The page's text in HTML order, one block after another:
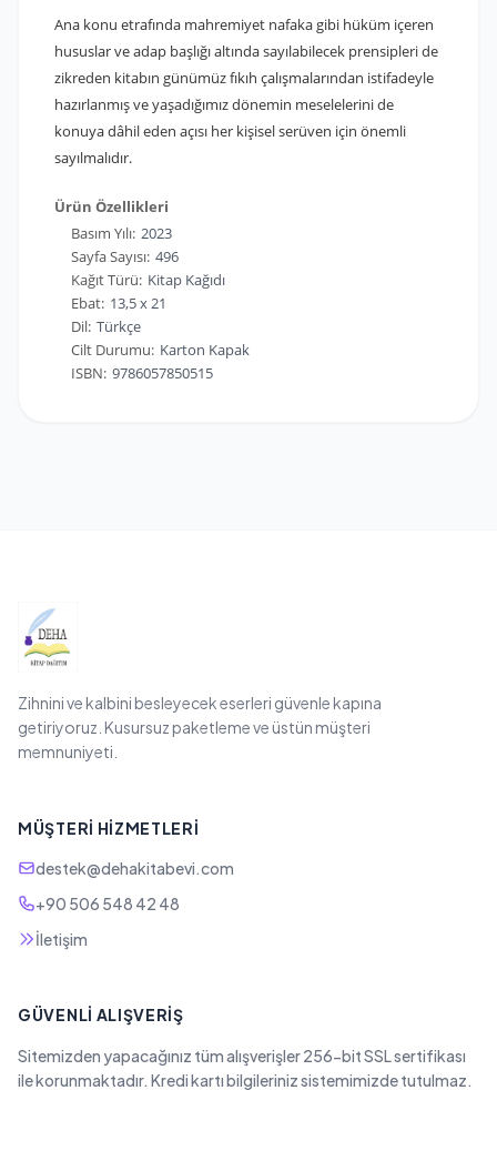
Ana konu etrafında mahremiyet nafaka gibi hüküm içeren
hususlar ve adap başlığı altında sayılabilecek prensipleri de
zikreden kitabın günümüz fıkıh çalışmalarından istifadeyle
hazırlanmış ve yaşadığımız dönemin meselelerini de
konuya dâhil eden açısı her kişisel serüven için önemli
sayılmalıdır.
Ürün Özellikleri
Basım Yılı: 2023
Sayfa Sayısı: 496
Kağıt Türü: Kitap Kağıdı
Ebat: 13,5 x 21
Dil: Türkçe
Cilt Durumu: Karton Kapak
ISBN: 9786057850515
Zihnini ve kalbini besleyecek eserleri güvenle kapına
getiriyoruz. Kusursuz paketleme ve üstün müşteri
memnuniyeti.
MÜŞTERI HIZMETLERI
destek@dehakitabevi.com
+90 506 548 42 48
İletişim
GÜVENLI ALIŞVERIŞ
Sitemizden yapacağınız tüm alışverişler 256-bit SSL sertifikası
ile korunmaktadır. Kredi kartı bilgileriniz sistemimizde tutulmaz.